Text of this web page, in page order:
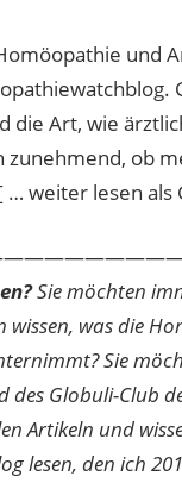
und
die Art, wie
zunehmend, ob
… weiter lesen
Sie möchten
was die
Sie
des Globuli-Club
Artikeln und
lesen, den ich